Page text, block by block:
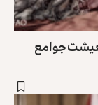
معیشت جوامع